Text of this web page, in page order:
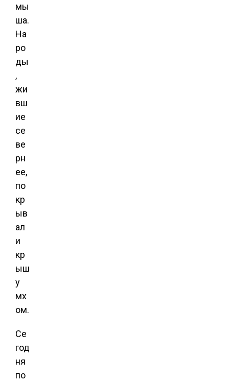
мы
ша.
На
ро
ды
,
жи
вш
ие
се
ве
рн
ее,
по
кр
ыв
ал
и
кр
ыш
у
мх
ом.
Се
год
ня
по